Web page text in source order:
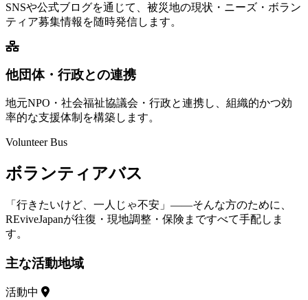
SNSや公式ブログを通じて、被災地の現状・ニーズ・ボラン
ティア募集情報を随時発信します。
他団体・行政との連携
地元NPO・社会福祉協議会・行政と連携し、組織的かつ効
率的な支援体制を構築します。
Volunteer Bus
ボランティアバス
「行きたいけど、一人じゃ不安」——そんな方のために、
REviveJapanが往復・現地調整・保険まですべて手配しま
す。
主な活動地域
活動中